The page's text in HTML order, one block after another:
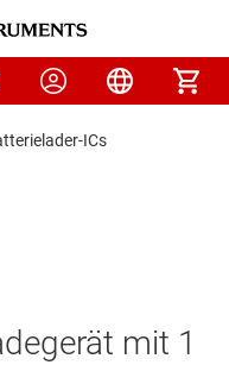
ICs
mit 1